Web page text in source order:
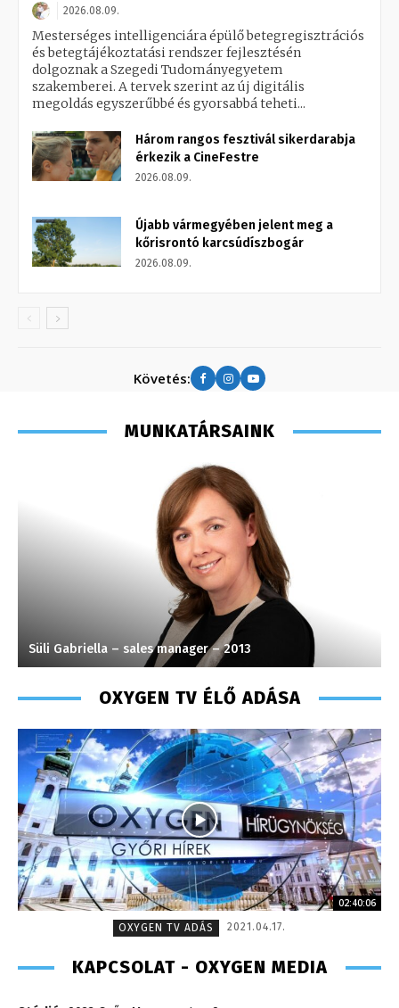
2026.08.09.
Mesterséges intelligenciára épülő betegregisztrációs
és betegtájékoztatási rendszer fejlesztésén
dolgoznak a Szegedi Tudományegyetem
szakemberei. A tervek szerint az új digitális
megoldás egyszerűbbé és gyorsabbá teheti...
Három rangos fesztivál sikerdarabja
érkezik a CineFestre
2026.08.09.
Újabb vármegyében jelent meg a
kőrisrontó karcsúdíszbogár
2026.08.09.
Követés:
MUNKATÁRSAINK
Süli Gabriella – sales manager – 2013
OXYGEN TV ÉLŐ ADÁSA
02:40:06
OXYGEN TV ADÁS
2021.04.17.
KAPCSOLAT - OXYGEN MEDIA